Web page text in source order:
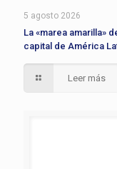
5 agosto 2026
La «marea amarilla»
capital de América
Leer más